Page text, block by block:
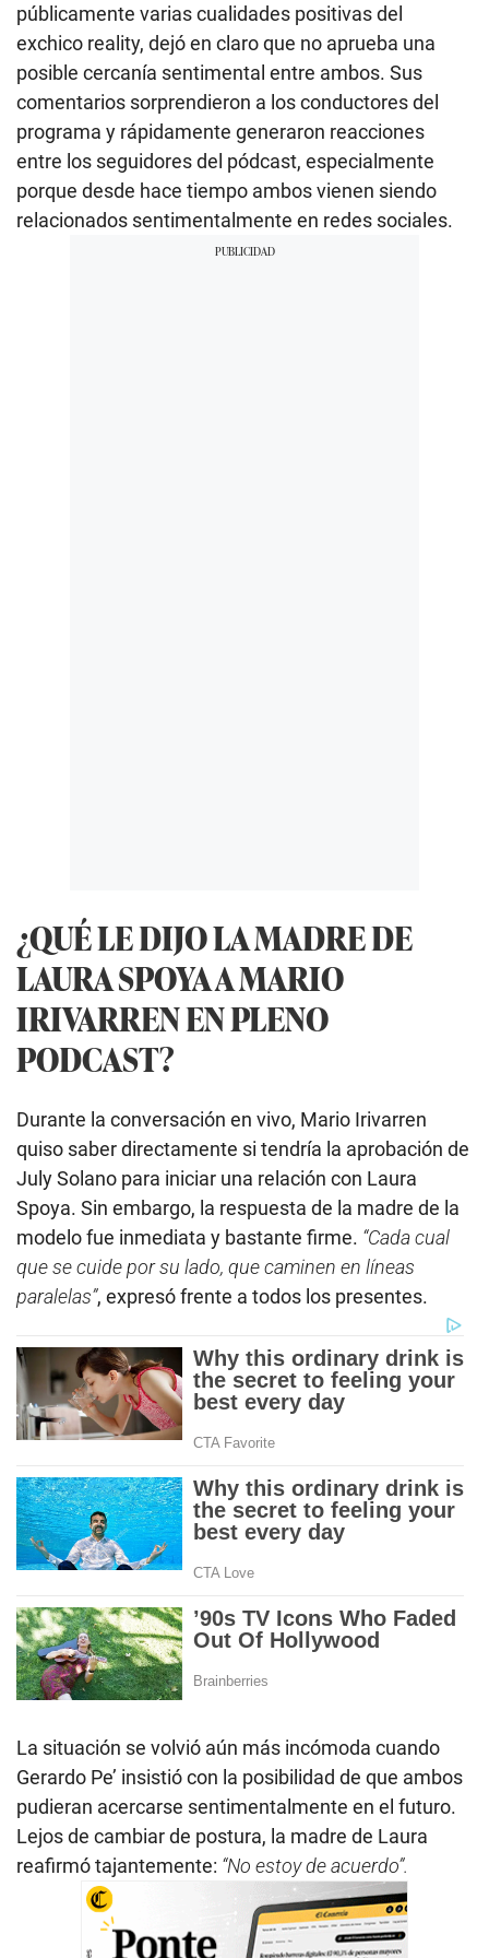
públicamente varias cualidades positivas del
exchico reality, dejó en claro que no aprueba una
posible cercanía sentimental entre ambos. Sus
comentarios sorprendieron a los conductores del
programa y rápidamente generaron reacciones
entre los seguidores del pódcast, especialmente
porque desde hace tiempo ambos vienen siendo
relacionados sentimentalmente en redes sociales.
¿QUÉ LE DIJO LA MADRE DE
LAURA SPOYA A MARIO
IRIVARREN EN PLENO
PODCAST?
Durante la conversación en vivo, Mario Irivarren
quiso saber directamente si tendría la aprobación de
July Solano para iniciar una relación con Laura
Spoya. Sin embargo, la respuesta de la madre de la
modelo fue inmediata y bastante firme. “Cada cual
que se cuide por su lado, que caminen en líneas
paralelas”, expresó frente a todos los presentes.
La situación se volvió aún más incómoda cuando
Gerardo Pe’ insistió con la posibilidad de que ambos
pudieran acercarse sentimentalmente en el futuro.
Lejos de cambiar de postura, la madre de Laura
reafirmó tajantemente: “No estoy de acuerdo”.